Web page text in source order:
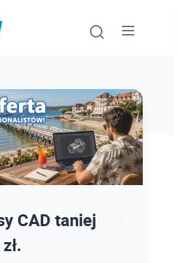
promocji Blind
CAD taniej